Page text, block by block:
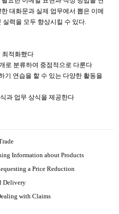
대화문과 실제 업무에서 뽑은 이메
실력을 모두 향상시킬 수 있다.
최적화했다
로 분류하여 중점적으로 다룬다
기 연습을 할 수 있는 다양한 활동을
과 업무 상식을 제공한다
Information about Products
a Price Reduction
Delivery
with Claims